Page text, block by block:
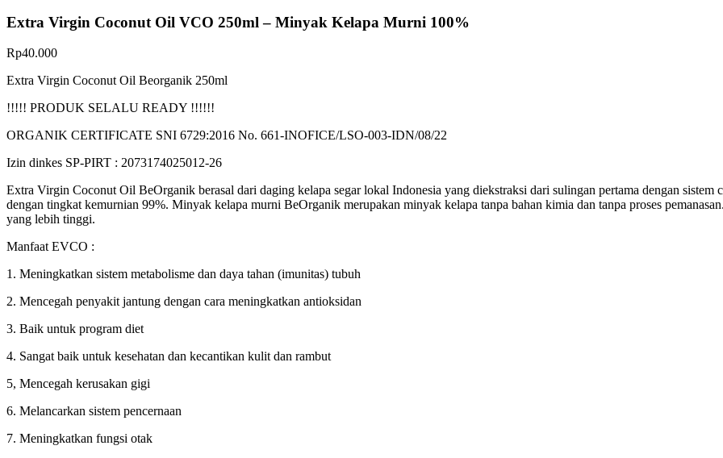
Extra Virgin Coconut Oil VCO 250ml – Minyak Kelapa Murni 100%
Rp40.000
Extra Virgin Coconut Oil Beorganik 250ml
!!!!! PRODUK SELALU READY !!!!!!
ORGANIK CERTIFICATE SNI 6729:2016 No. 661-INOFICE/LSO-003-IDN/08/22
Izin dinkes SP-PIRT : 2073174025012-26
Extra Virgin Coconut Oil BeOrganik berasal dari daging kelapa segar lokal Indonesia yang diekstraksi dari sulingan pertama dengan
dengan tingkat kemurnian 99%. Minyak kelapa murni BeOrganik merupakan minyak kelapa tanpa bahan kimia dan tanpa proses
yang lebih tinggi.
Manfaat EVCO :
1. Meningkatkan sistem metabolisme dan daya tahan (imunitas) tubuh
2. Mencegah penyakit jantung dengan cara meningkatkan antioksidan
3. Baik untuk program diet
4. Sangat baik untuk kesehatan dan kecantikan kulit dan rambut
5, Mencegah kerusakan gigi
6. Melancarkan sistem pencernaan
7. Meningkatkan fungsi otak